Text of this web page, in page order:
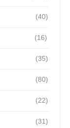
(40)
(16)
(35)
(80)
(22)
(31)